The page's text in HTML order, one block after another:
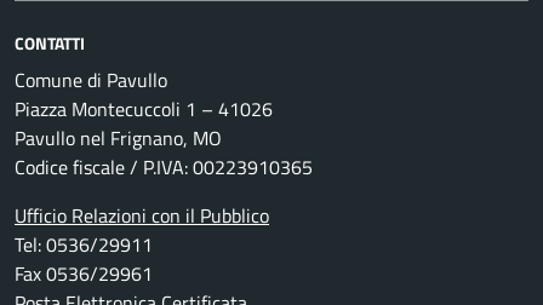
CONTATTI
Comune di Pavullo
Piazza Montecuccoli 1 – 41026
Pavullo nel Frignano, MO
Codice fiscale / P.IVA: 00223910365
Ufficio Relazioni con il Pubblico
Tel: 0536/29911
Fax 0536/29961